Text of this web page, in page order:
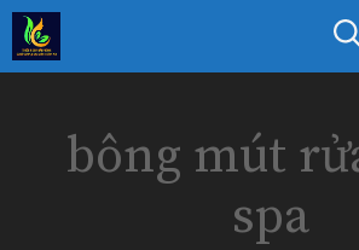
Chuyển
đến
nội
bông mút
spa